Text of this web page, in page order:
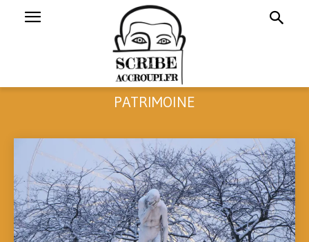
PATRIMOINE